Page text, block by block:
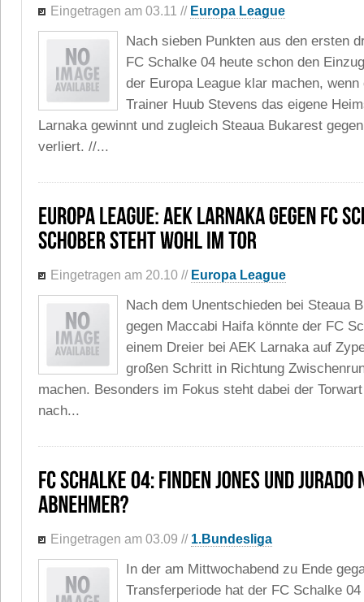
Eingetragen am 03.11 // Europa League
Nach sieben Punkten aus den ersten
FC Schalke 04 heute schon den
der Europa League klar machen,
Trainer Huub Stevens das eigene
Larnaka gewinnt und zugleich Steaua Bukarest
verliert. //...
Eingetragen am 20.10 // Europa League
Nach dem Unentschieden bei Steaua
gegen Maccabi Haifa könnte der FC
einem Dreier bei AEK Larnaka auf
großen Schritt in Richtung
machen. Besonders im Fokus steht dabei der
nach...
Eingetragen am 03.09 // 1.Bundesliga
In der am Mittwochabend zu Ende
Transferperiode hat der FC Schalke